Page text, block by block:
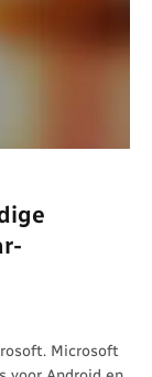
Microsoft